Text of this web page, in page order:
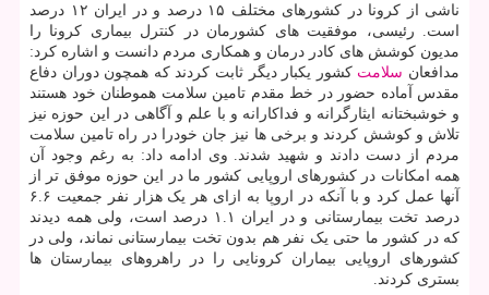
ناشی از کرونا در کشورهای مختلف ۱۵ درصد و در ایران ۱۲ درصد
است. رئیسی، موفقیت های کشورمان در کنترل بیماری کرونا را
مدیون کوشش های کادر درمان و همکاری مردم دانست و اشاره کرد:
مدافعان سلامت کشور یکبار دیگر ثابت کردند که همچون دوران دفاع
مقدس آماده حضور در خط مقدم تامین سلامت هموطنان خود هستند
و خوشبختانه ایثارگرانه و فداکارانه و با علم و آگاهی در این حوزه نیز
تلاش و کوشش کردند و برخی ها نیز جان خودرا در راه تامین سلامت
مردم از دست دادند و شهید شدند. وی ادامه داد: به رغم وجود آن
همه امکانات در کشورهای اروپایی کشور ما در این حوزه موفق تر از
آنها عمل کرد و با آنکه در اروپا به ازای هر یک هزار نفر جمعیت ۶.۶
درصد تخت بیمارستانی و در ایران ۱.۱ درصد است، ولی همه دیدند
که در کشور ما حتی یک نفر هم بدون تخت بیمارستانی نماند، ولی در
کشورهای اروپایی بیماران کرونایی را در راهروهای بیمارستان ها
بستری کردند.